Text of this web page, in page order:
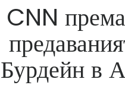
CNN
Бурдейн в